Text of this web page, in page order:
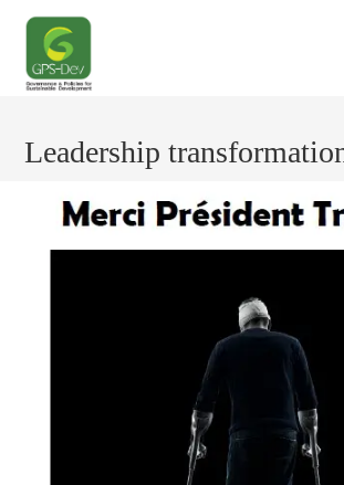
content
Leadership